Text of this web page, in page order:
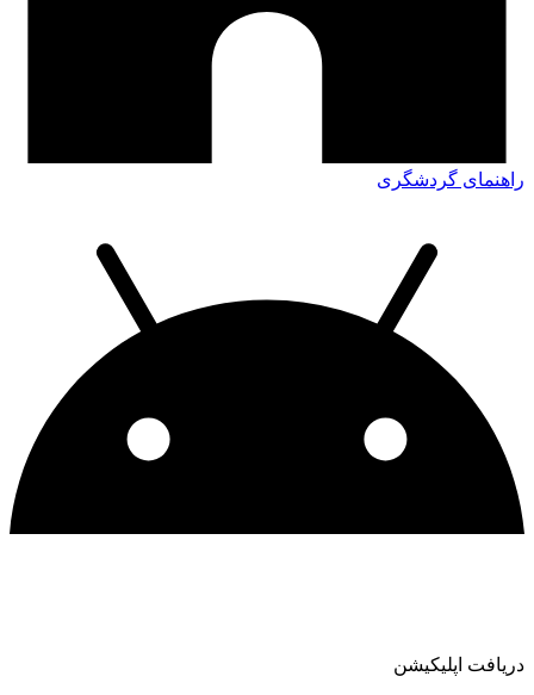
راهنمای گردشگری
دریافت اپلیکیشن